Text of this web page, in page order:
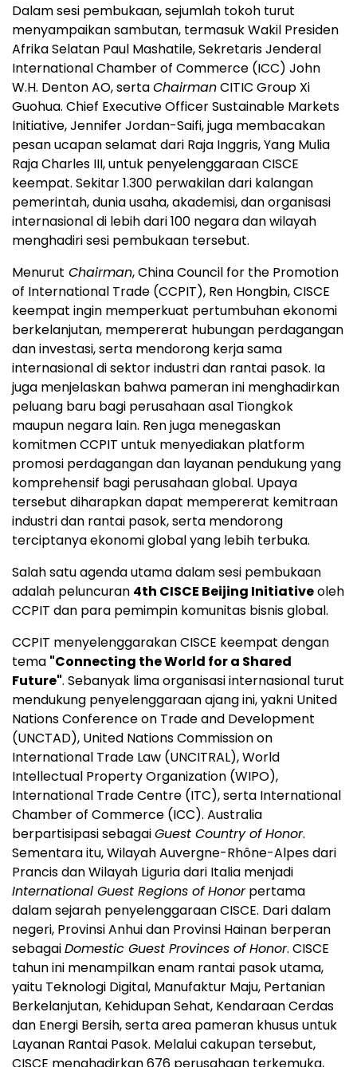
Dalam sesi pembukaan, sejumlah tokoh turut
menyampaikan sambutan, termasuk Wakil Presiden
Afrika Selatan Paul Mashatile, Sekretaris Jenderal
International Chamber of Commerce (ICC) John
W.H. Denton AO, sertaChairmanCITIC Group Xi
Guohua. Chief Executive Officer Sustainable Markets
Initiative, Jennifer Jordan-Saifi, juga membacakan
pesan ucapan selamat dari Raja Inggris, Yang Mulia
Raja Charles III, untuk penyelenggaraan CISCE
keempat. Sekitar 1.300 perwakilan dari kalangan
pemerintah, dunia usaha, akademisi, dan organisasi
internasional di lebih dari 100 negara dan wilayah
menghadiri sesi pembukaan tersebut.
Menurut Chairman, China Council for the Promotion
of International Trade (CCPIT), Ren Hongbin, CISCE
keempat ingin memperkuat pertumbuhan ekonomi
berkelanjutan, mempererat hubungan perdagangan
dan investasi, serta mendorong kerja sama
internasional di sektor industri dan rantai pasok. Ia
juga menjelaskan bahwa pameran ini menghadirkan
peluang baru bagi perusahaan asal Tiongkok
maupun negara lain. Ren juga menegaskan
komitmen CCPIT untuk menyediakan platform
promosi perdagangan dan layanan pendukung yang
komprehensif bagi perusahaan global. Upaya
tersebut diharapkan dapat mempererat kemitraan
industri dan rantai pasok, serta mendorong
terciptanya ekonomi global yang lebih terbuka.
Salah satu agenda utama dalam sesi pembukaan
adalah peluncuran 4th CISCE Beijing Initiativeoleh
CCPIT dan para pemimpin komunitas bisnis global.
CCPIT menyelenggarakan CISCE keempat dengan
tema "Connecting the World for a Shared
Future". Sebanyak lima organisasi internasional turut
mendukung penyelenggaraan ajang ini, yakni United
Nations Conference on Trade and Development
(UNCTAD), United Nations Commission on
International Trade Law (UNCITRAL), World
Intellectual Property Organization (WIPO),
International Trade Centre (ITC), serta International
Chamber of Commerce (ICC). Australia
berpartisipasi sebagaiGuest Country of Honor.
Sementara itu, Wilayah Auvergne-Rhône-Alpes dari
Prancis dan Wilayah Liguria dari Italia menjadi
International Guest Regions of Honorpertama
dalam sejarah penyelenggaraan CISCE. Dari dalam
negeri, Provinsi Anhui dan Provinsi Hainan berperan
sebagaiDomestic Guest Provinces of Honor. CISCE
tahun ini menampilkan enam rantai pasok utama,
yaitu Teknologi Digital, Manufaktur Maju, Pertanian
Berkelanjutan, Kehidupan Sehat, Kendaraan Cerdas
dan Energi Bersih, serta area pameran khusus untuk
Layanan Rantai Pasok. Melalui cakupan tersebut,
CISCE menghadirkan 676 perusahaan terkemuka,